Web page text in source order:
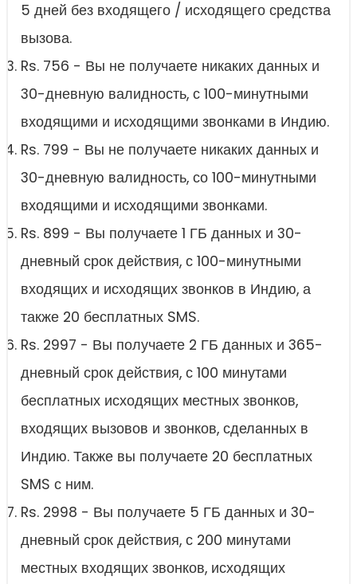
5 дней без входящего / исходящего средства
вызова.
Rs. 756 - Вы не получаете никаких данных и
30-дневную валидность, с 100-минутными
входящими и исходящими звонками в Индию.
Rs. 799 - Вы не получаете никаких данных и
30-дневную валидность, со 100-минутными
входящими и исходящими звонками.
Rs. 899 - Вы получаете 1 ГБ данных и 30-
дневный срок действия, с 100-минутными
входящих и исходящих звонков в Индию, а
также 20 бесплатных SMS.
Rs. 2997 - Вы получаете 2 ГБ данных и 365-
дневный срок действия, с 100 минутами
бесплатных исходящих местных звонков,
входящих вызовов и звонков, сделанных в
Индию. Также вы получаете 20 бесплатных
SMS с ним.
Rs. 2998 - Вы получаете 5 ГБ данных и 30-
дневный срок действия, с 200 минутами
местных входящих звонков, исходящих